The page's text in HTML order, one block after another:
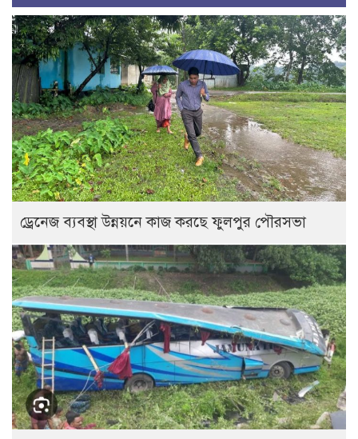
ড্রেনেজ ব্যবস্থা উন্নয়নে কাজ করছে ফুলপুর পৌরসভা